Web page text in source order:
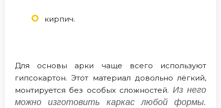
кирпич.
Для основы арки чаще всего используют
гипсокартон. Этот материал довольно лёгкий,
монтируется без особых сложностей. Из него
можно изготовить каркас любой формы.